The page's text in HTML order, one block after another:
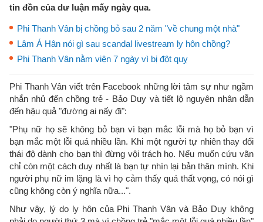
tin đồn của dư luận mấy ngày qua.
Phi Thanh Vân bị chồng bỏ sau 2 năm "về chung một nhà"
Lâm Á Hân nói gì sau scandal livestream ly hôn chồng?
Phi Thanh Vân nằm viện 7 ngày vì bị đột quỵ
Phi Thanh Vân viết trên Facebook những lời tâm sự như ngầm
nhắn nhủ đến chồng trẻ - Bảo Duy và tiết lộ nguyên nhân dẫn
đến hậu quả "đường ai nấy đi":
"Phụ nữ họ sẽ không bỏ bạn vì bạn mắc lỗi mà họ bỏ bạn vì
bạn mắc một lỗi quá nhiều lần. Khi một người tự nhiên thay đổi
thái độ dành cho bạn thì đừng vội trách họ. Nếu muốn cứu vãn
chỉ còn một cách duy nhất là bạn tự nhìn lại bản thân mình. Khi
người phụ nữ im lặng là vì họ cảm thấy quá thất vọng, có nói gì
cũng không còn ý nghĩa nữa...".
Như vậy, lý do ly hôn của Phi Thanh Vân và Bảo Duy không